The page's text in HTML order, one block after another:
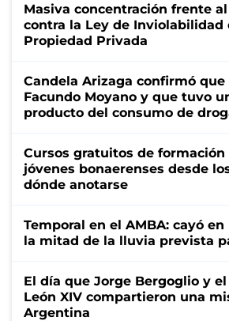
Masiva concentración frente
contra la Ley de Inviolabilidad
Propiedad Privada
Candela Arizaga confirmó que
Facundo Moyano y que tuvo
producto del consumo de
Cursos gratuitos de formación
jóvenes bonaerenses desde
dónde anotarse
Temporal en el AMBA: cayó
la mitad de la lluvia prevista
El día que Jorge Bergoglio y
León XIV compartieron una
Argentina